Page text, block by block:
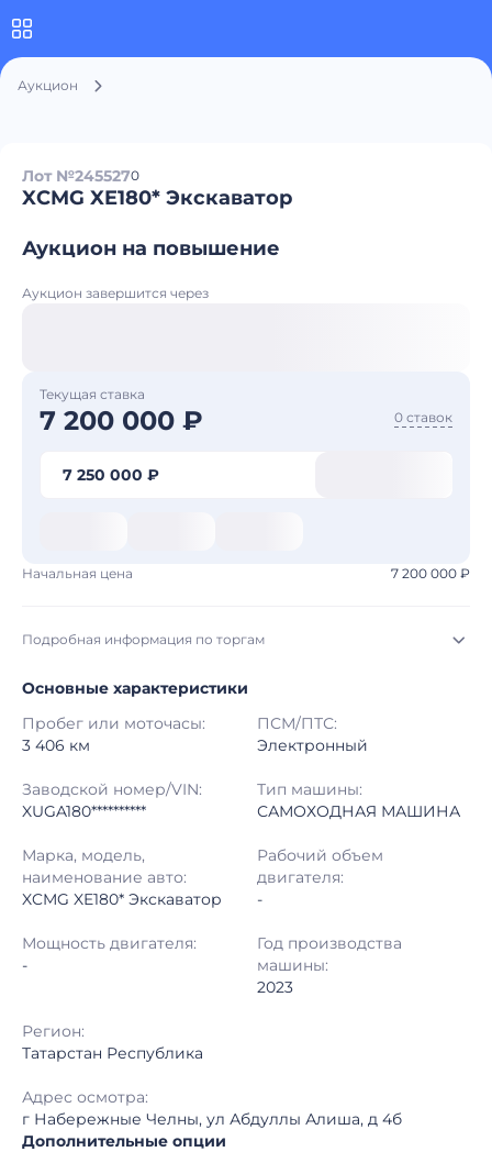
Аукцион
Лот №2455270
XCMG XE180* Экскаватор
Аукцион на повышение
Аукцион завершится через
Текущая ставка
7 200 000 ₽ 0 ставок
7 250 000 ₽
Начальная цена 7 200 000 ₽
Подробная информация по торгам
Начало торгов: 31.07.2026, 09:00 МСК
Конец торгов: 07.08.2026, 09:00 МСК
Тип аукциона: Открытые торги
Шаг торгов: 50 000 ₽
Татарстан Республика
Основные характеристики
Пробег или моточасы:
3 406 км
ПСМ/ПТС:
Электронный
Заводской номер/VIN:
XUGA180**********
Тип машины:
САМОХОДНАЯ МАШИНА
Марка, модель,
наименование авто:
XCMG XE180* Экскаватор
Рабочий объем
двигателя:
-
Мощность двигателя:
-
Год производства
машины:
2023
Регион:
Татарстан Республика
Адрес осмотра:
г Набережные Челны, ул Абдуллы Алиша, д 4б
Дополнительные опции